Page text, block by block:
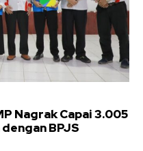
Nagrak Capai 3.005
BPJS